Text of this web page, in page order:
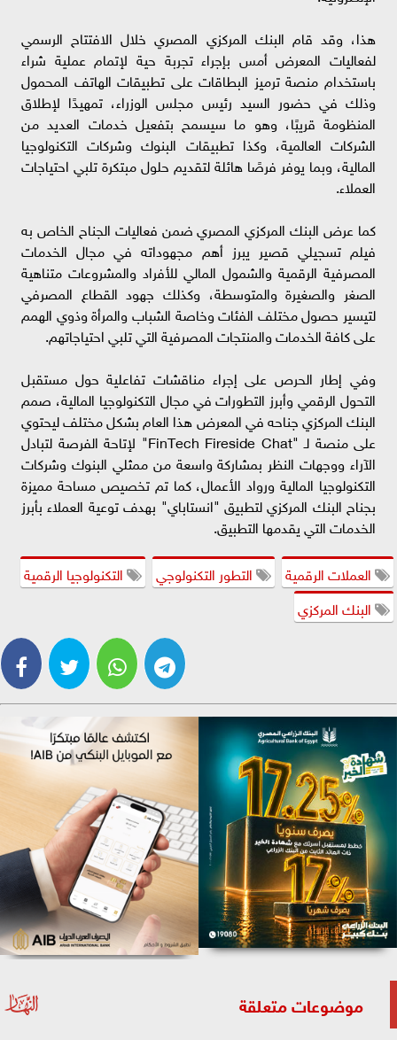
هذا، وقد قام البنك المركزي المصري خلال الافتتاح الرسمي
لفعاليات المعرض أمس بإجراء تجربة حية لإتمام عملية شراء
باستخدام منصة ترميز البطاقات على تطبيقات الهاتف المحمول
وذلك في حضور السيد رئيس مجلس الوزراء، تمهيدًا لإطلاق
المنظومة قريبًا، وهو ما سيسمح بتفعيل خدمات العديد من
الشركات العالمية، وكذا تطبيقات البنوك وشركات التكنولوجيا
المالية، وبما يوفر فرصًا هائلة لتقديم حلول مبتكرة تلبي احتياجات
العملاء.
كما عرض البنك المركزي المصري ضمن فعاليات الجناح الخاص به
فيلم تسجيلي قصير يبرز أهم مجهوداته في مجال الخدمات
المصرفية الرقمية والشمول المالي للأفراد والمشروعات متناهية
الصغر والصغيرة والمتوسطة، وكذلك جهود القطاع المصرفي
لتيسير حصول مختلف الفئات وخاصة الشباب والمرأة وذوي الهمم
على كافة الخدمات والمنتجات المصرفية التي تلبي احتياجاتهم.
وفي إطار الحرص على إجراء مناقشات تفاعلية حول مستقبل
التحول الرقمي وأبرز التطورات في مجال التكنولوجيا المالية، صمم
البنك المركزي جناحه في المعرض هذا العام بشكل مختلف ليحتوي
على منصة لـ "FinTech Fireside Chat" لإتاحة الفرصة لتبادل
الآراء ووجهات النظر بمشاركة واسعة من ممثلي البنوك وشركات
التكنولوجيا المالية ورواد الأعمال، كما تم تخصيص مساحة مميزة
بجناح البنك المركزي لتطبيق "انستاباي" بهدف توعية العملاء بأبرز
الخدمات التي يقدمها التطبيق.
العملات الرقمية
التطور التكنولوجي
التكنولوجيا الرقمية
البنك المركزي
موضوعات متعلقة